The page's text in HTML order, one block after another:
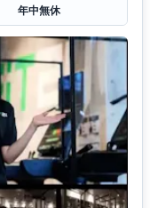
年中無休